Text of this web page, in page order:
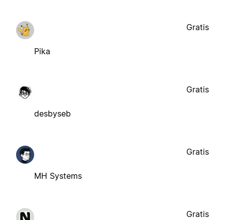
Pika
Gratis
desbyseb
Gratis
MH Systems
Gratis
Gratis